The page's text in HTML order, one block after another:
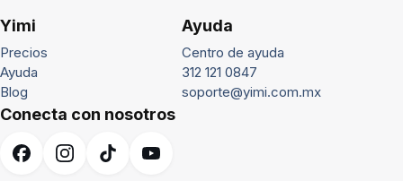
Yimi
Precios
Ayuda
Blog
Ayuda
Centro de ayuda
312 121 0847
soporte@yimi.com.mx
Conecta con nosotros